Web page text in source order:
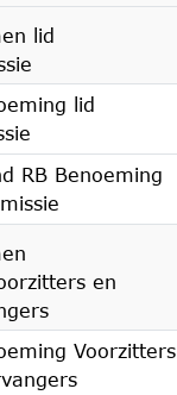
lid
lid
RB Benoeming
en
Voorzitters